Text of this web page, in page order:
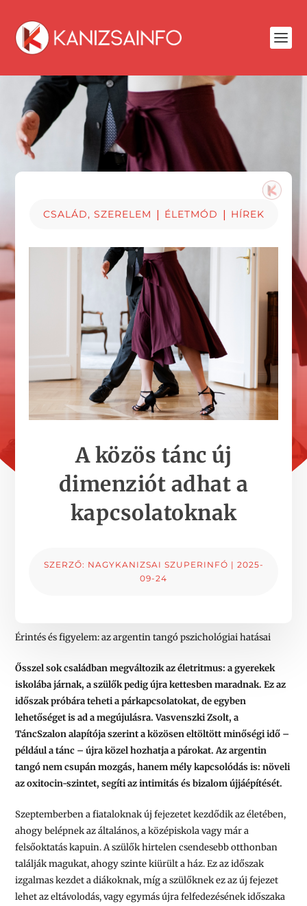
CSALÁD, SZERELEM | ÉLETMÓD | HÍREK
A közös tánc új
dimenziót adhat a
kapcsolatoknak
SZERZŐ: NAGYKANIZSAI SZUPERINFÓ | 2025-
09-24
Érintés és figyelem: az argentin tangó pszichológiai hatásai
Ősszel sok családban megváltozik az életritmus: a gyerekek
iskolába járnak, a szülők pedig újra kettesben maradnak. Ez az
időszak próbára teheti a párkapcsolatokat, de egyben
lehetőséget is ad a megújulásra. Vasvenszki Zsolt, a
TáncSzalon alapítója szerint a közösen eltöltött minőségi idő –
például a tánc – újra közel hozhatja a párokat. Az argentin
tangó nem csupán mozgás, hanem mély kapcsolódás is: növeli
az oxitocin-szintet, segíti az intimitás és bizalom újjáépítését.
Szeptemberben a fiataloknak új fejezetet kezdődik az életében,
ahogy belépnek az általános, a középiskola vagy már a
felsőoktatás kapuin. A szülők hirtelen csendesebb otthonban
találják magukat, ahogy szinte kiürült a ház. Ez az időszak
izgalmas kezdet a diákoknak, míg a szülőknek ez az új fejezet
lehet az eltávolodás, vagy egymás újra felfedezésének időszaka